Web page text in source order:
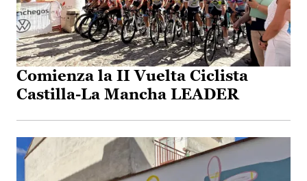
Comienza la II Vuelta Ciclista
Castilla-La Mancha LEADER